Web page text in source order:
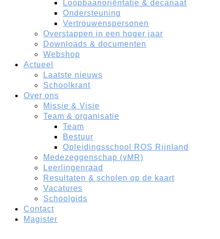
Loopbaanoriëntatie & decanaat
Ondersteuning
Vertrouwenspersonen
Overstappen in een hoger jaar
Downloads & documenten
Webshop
Actueel
Laatste nieuws
Schoolkrant
Over ons
Missie & Visie
Team & organisatie
Team
Bestuur
Opleidingsschool ROS Rijnland
Medezeggenschap (vMR)
Leerlingenraad
Resultaten & scholen op de kaart
Vacatures
Schoolgids
Contact
Magister